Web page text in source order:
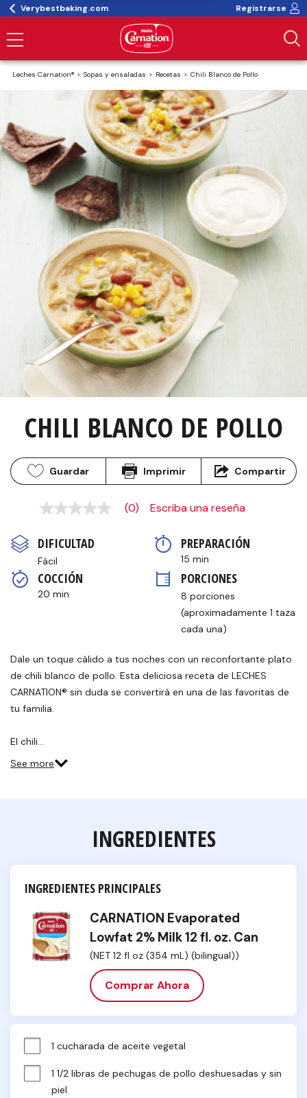
Verybestbaking.com Registrarse
Leches Carnation® Sopas y ensaladas Recetas Chili Blanco de Pollo
CHILI BLANCO DE POLLO
Guardar Imprimir Compartir
Sin
en
la
misma
página.
(0) Escriba una reseña
DIFICULTAD
Fácil
PREPARACIÓN
15 min
COCCIÓN
20 min
PORCIONES
8 porciones
(aproximadamente 1 taza
cada una)
Dale un toque cálido a tus noches con un reconfortante plato
de chili blanco de pollo. Esta deliciosa receta de LECHES
CARNATION® sin duda se convertirá en una de las favoritas de
tu familia.
El chili…
See more
INGREDIENTES
INGREDIENTES PRINCIPALES
CARNATION Evaporated
Lowfat 2% Milk 12 fl. oz. Can
(NET 12 fl oz (354 mL) (bilingual))
Comprar Ahora
1 cucharada de aceite vegetal
1 1/2 libras de pechugas de pollo deshuesadas y sin
piel